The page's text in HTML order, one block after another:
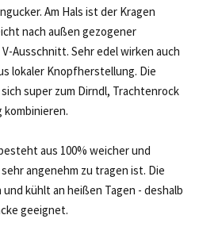
Am Hals ist der Kragen
nach außen gezogener
Ausschnitt. Sehr edel wirken auch
lokaler Knopfherstellung. Die
super zum Dirndl, Trachtenrock
kombinieren.
aus 100% weicher und
angenehm zu tragen ist. Die
kühlt an heißen Tagen - deshalb
geeignet.